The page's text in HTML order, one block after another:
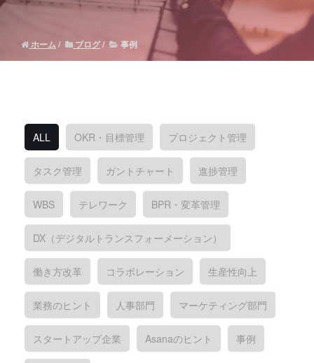
ホーム ブログ 事例
ALL OKR・目標管理 プロジェクト管理
タスク管理 ガントチャート 進捗管理
WBS テレワーク BPR・変革管理
DX（デジタルトランスフォーメーション）
働き方改革 コラボレーション 生産性向上
業務のヒント 人事部門 マーケティング部門
スタートアップ企業 Asanaのヒント 事例